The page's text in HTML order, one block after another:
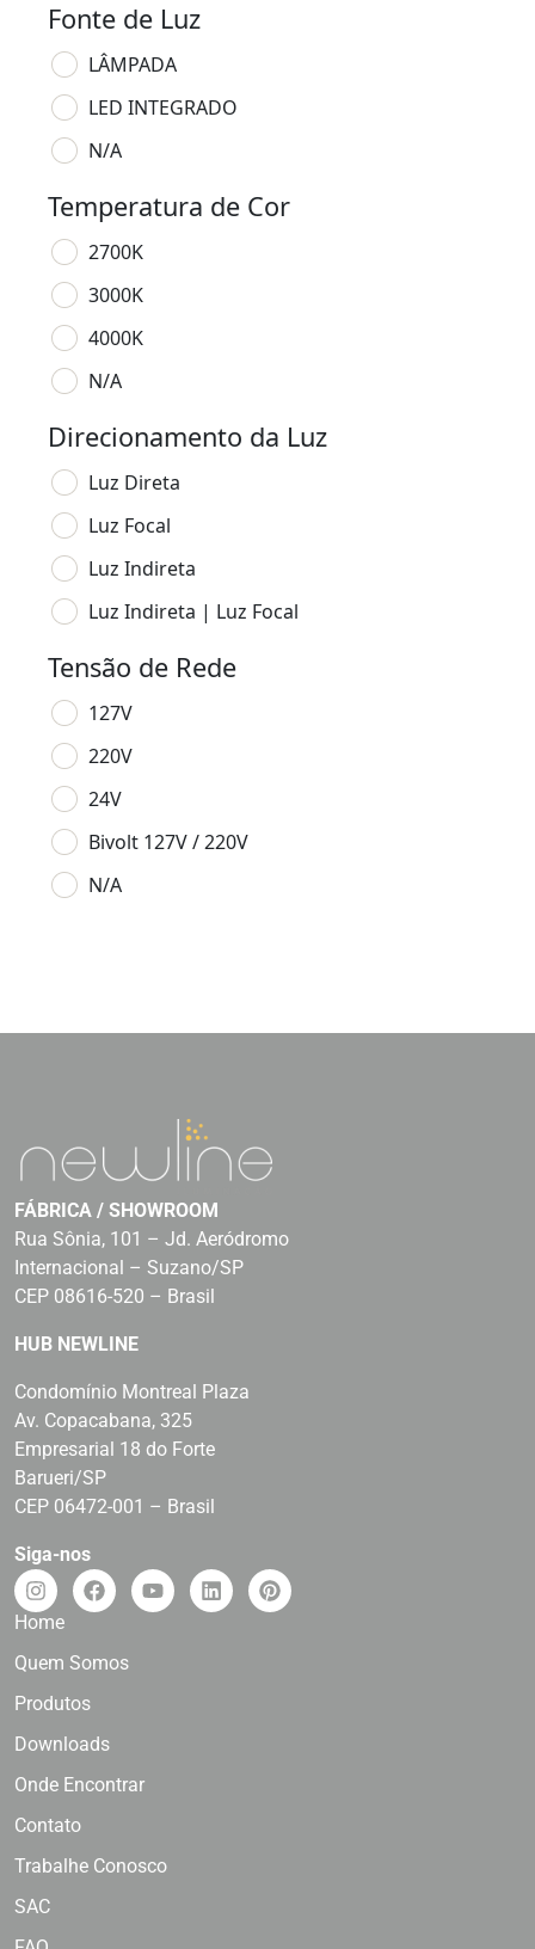
Fonte de Luz
LÂMPADA
LED INTEGRADO
N/A
Temperatura de Cor
2700K
3000K
4000K
N/A
Direcionamento da Luz
Luz Direta
Luz Focal
Luz Indireta
Luz Indireta | Luz Focal
Tensão de Rede
127V
220V
24V
Bivolt 127V / 220V
N/A
FÁBRICA / SHOWROOM
Rua Sônia, 101 – Jd. Aeródromo
Internacional – Suzano/SP
CEP 08616-520 – Brasil
HUB NEWLINE
Condomínio Montreal Plaza
Av. Copacabana, 325
Empresarial 18 do Forte
Barueri/SP
CEP 06472-001 – Brasil
Siga-nos
Home
Quem Somos
Produtos
Downloads
Onde Encontrar
Contato
Trabalhe Conosco
SAC